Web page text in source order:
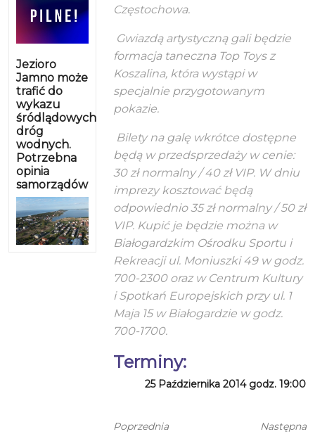
Jezioro
Jamno może
trafić do
wykazu
śródlądowych
dróg
wodnych.
Potrzebna
opinia
samorządów
Częstochowa.
Gwiazdą artystyczną gali będzie
formacja taneczna Top Toys z
Koszalina, która wystąpi w
specjalnie przygotowanym
pokazie.
Bilety na galę wkrótce dostępne
będą w przedsprzedaży w cenie:
30 zł normalny / 40 zł VIP. W dniu
imprezy kosztować będą
odpowiednio 35 zł normalny / 50 zł
VIP. Kupić je będzie można w
Białogardzkim Ośrodku Sportu i
Rekreacji ul. Moniuszki 49 w godz.
700-2300 oraz w Centrum Kultury
i Spotkań Europejskich przy ul. 1
Maja 15 w Białogardzie w godz.
700-1700.
Terminy:
25 Października 2014 godz. 19:00
Poprzednia
Następna